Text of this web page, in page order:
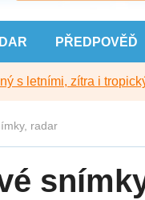
PŘEDPOVĚĎ
s letními, zítra i
radar